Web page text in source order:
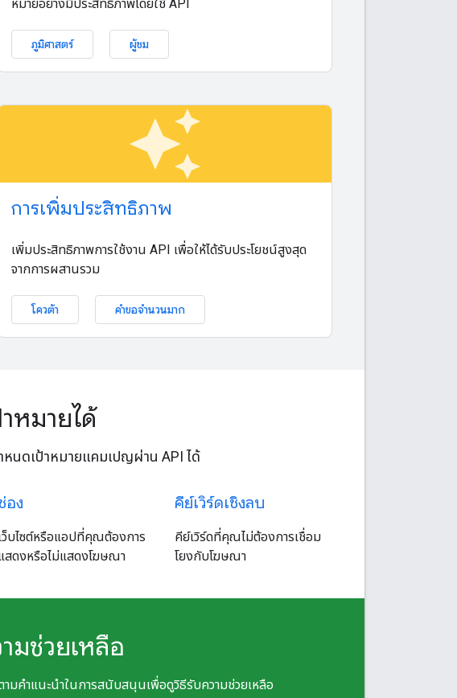
หมายอย่างมีประสิทธิภาพโดยใช้ API
ภูมิศาสตร์ ผู้ชม
auto_awesome
การเพิ่มประสิทธิภาพ
เพิ่มประสิทธิภาพการใช้งาน API เพื่อให้ได้รับประโยชน์สูงสุด
จากการผสานรวม
โควต้า คำขอจำนวนมาก
หมายได้
หนดเป้าหมายแคมเปญผ่าน API ได้
อง
ว็บไซต์หรือแอปที่คุณต้องการ
สดงหรือไม่แสดงโฆษณา
คีย์เวิร์ดเชิงลบ
คีย์เวิร์ดที่คุณไม่ต้องการเชื่อม
โยงกับโฆษณา
มช่วยเหลือ
คำแนะนำในการสนับสนุนเพื่อดูวิธีรับความช่วยเหลือ